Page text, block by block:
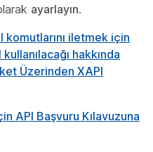
ayarlayın.
komutlarını iletmek için
hakkında
Üzerinden XAPI
API Başvuru Kılavuzuna